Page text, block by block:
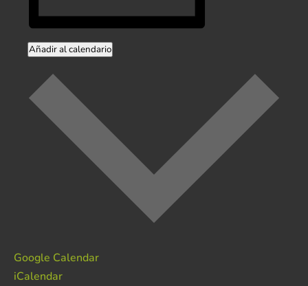
Añadir al calendario
Google Calendar
iCalendar